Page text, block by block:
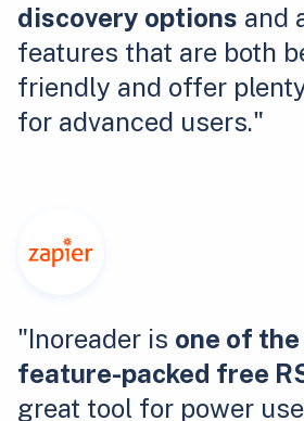
discovery options and
features that are both
friendly and offer
for advanced users."
"Inoreader is one of
feature-packed free
great tool for power